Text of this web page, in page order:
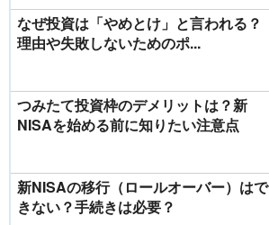
なぜ投資は「やめとけ」と言われる？
理由や失敗しないためのポ...
つみたて投資枠のデメリットは？新
NISAを始める前に知りたい注意点
新NISAの移行（ロールオーバー）はで
きない？手続きは必要？